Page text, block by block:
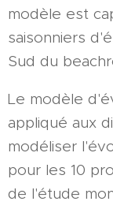
modèle est
saisonniers
Sud du
Le modèle
appliqué aux
modéliser
pour les 10
de l'étude